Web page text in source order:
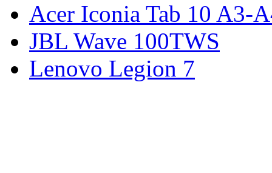
Acer Iconia Tab 10 A3-
JBL Wave 100TWS
Lenovo Legion 7